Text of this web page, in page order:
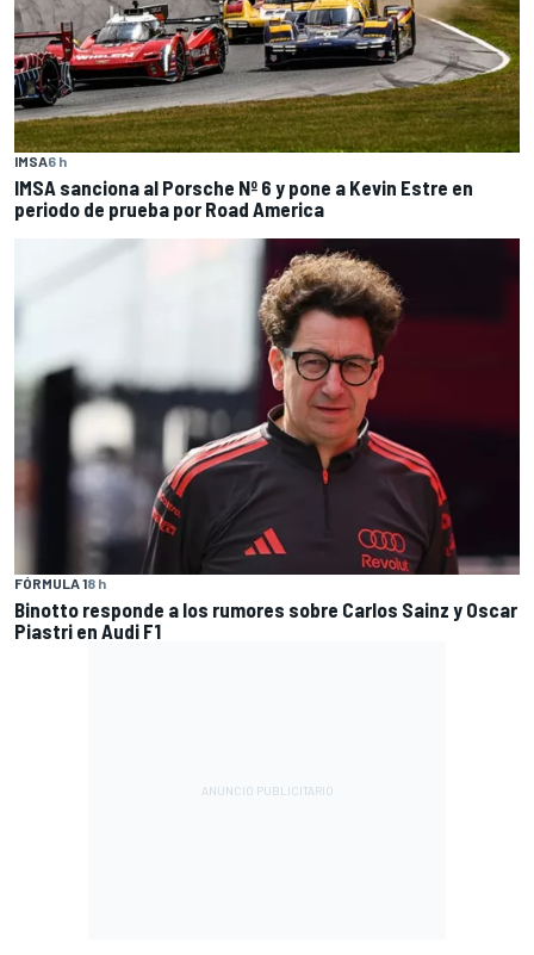
IMSA6 h
IMSA sanciona al Porsche Nº 6 y pone a Kevin Estre en
periodo de prueba por Road America
FÓRMULA 18 h
Binotto responde a los rumores sobre Carlos Sainz y Oscar
Piastri en Audi F1